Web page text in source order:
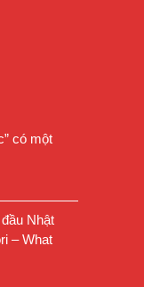
có một
Nhật
– What